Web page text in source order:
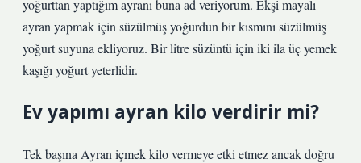
yoğurttan yaptığım ayranı buna ad veriyorum. Ekşi mayalı
ayran yapmak için süzülmüş yoğurdun bir kısmını süzülmüş
yoğurt suyuna ekliyoruz. Bir litre süzüntü için iki ila üç yemek
kaşığı yoğurt yeterlidir.
Ev yapımı ayran kilo verdirir mi?
Tek başına Ayran içmek kilo vermeye etki etmez ancak doğru